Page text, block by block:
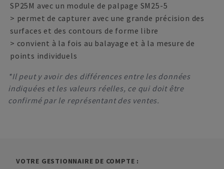
SP25M avec un module de palpage SM25-5
> permet de capturer avec une grande précision des
surfaces et des contours de forme libre
> convient à la fois au balayage et à la mesure de
points individuels
*Il peut y avoir des différences entre les données
indiquées et les valeurs réelles, ce qui doit être
confirmé par le représentant des ventes.
VOTRE GESTIONNAIRE DE COMPTE :